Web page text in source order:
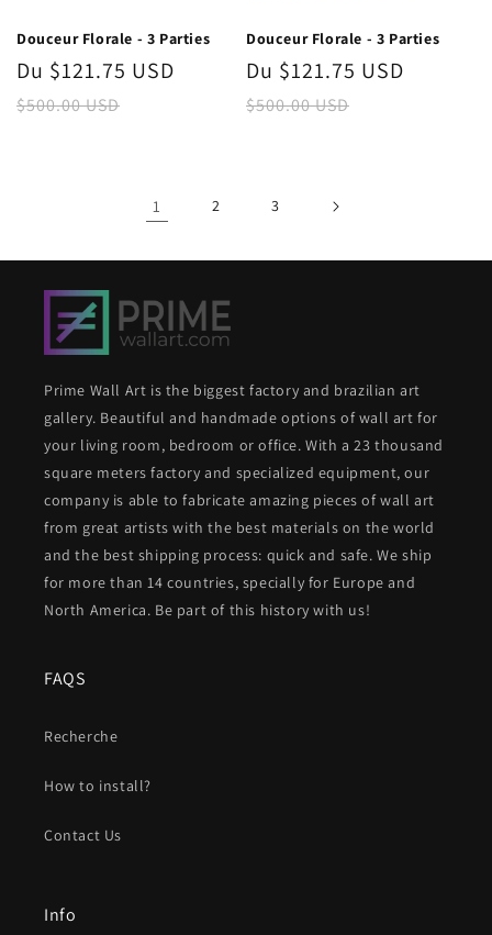
Douceur Florale - 3 Parties
Prix
promotionnel
Du $121.75 USD
habituel
$500.00 USD
Douceur Florale - 3 Parties
Prix
promotionnel
Du $121.75 USD
$500.00 USD
1 2 3
Prime Wall Art is the biggest factory and brazilian art
gallery. Beautiful and handmade options of wall art for
your living room, bedroom or office. With a 23 thousand
square meters factory and specialized equipment, our
company is able to fabricate amazing pieces of wall art
from great artists with the best materials on the world
and the best shipping process: quick and safe. We ship
for more than 14 countries, specially for Europe and
North America. Be part of this history with us!
FAQS
Recherche
How to install?
Contact Us
Info